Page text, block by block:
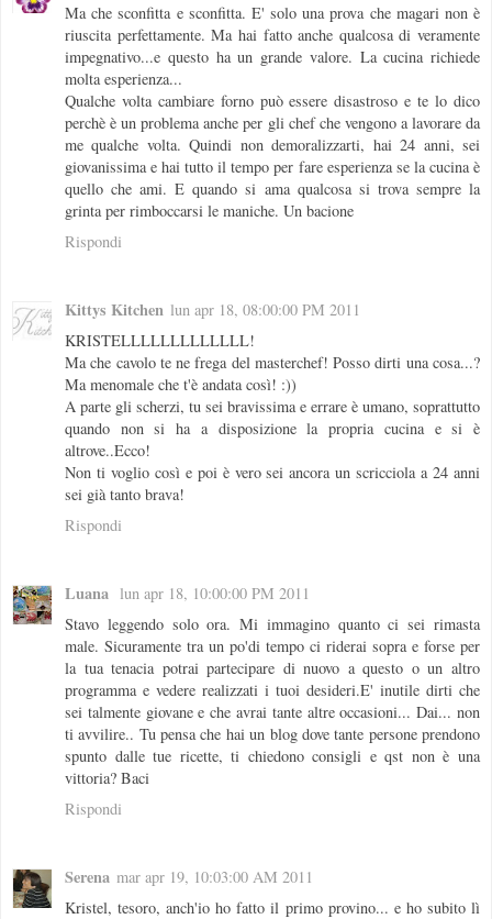
Ma che sconfitta e sconfitta. E' solo una prova che magari non è
riuscita perfettamente. Ma hai fatto anche qualcosa di veramente
impegnativo...e questo ha un grande valore. La cucina richiede
molta esperienza...
Qualche volta cambiare forno può essere disastroso e te lo dico
perchè è un problema anche per gli chef che vengono a lavorare da
me qualche volta. Quindi non demoralizzarti, hai 24 anni, sei
giovanissima e hai tutto il tempo per fare esperienza se la cucina è
quello che ami. E quando si ama qualcosa si trova sempre la
grinta per rimboccarsi le maniche. Un bacione
Rispondi
Kittys Kitchen lun apr 18, 08:00:00 PM 2011
KRISTELLLLLLLLLLLLL!
Ma che cavolo te ne frega del masterchef! Posso dirti una cosa...?
Ma menomale che t'è andata così! :))
A parte gli scherzi, tu sei bravissima e errare è umano, soprattutto
quando non si ha a disposizione la propria cucina e si è
altrove..Ecco!
Non ti voglio così e poi è vero sei ancora un scricciola a 24 anni
sei già tanto brava!
Rispondi
Luana lun apr 18, 10:00:00 PM 2011
Stavo leggendo solo ora. Mi immagino quanto ci sei rimasta
male. Sicuramente tra un po'di tempo ci riderai sopra e forse per
la tua tenacia potrai partecipare di nuovo a questo o un altro
programma e vedere realizzati i tuoi desideri.E' inutile dirti che
sei talmente giovane e che avrai tante altre occasioni... Dai... non
ti avvilire.. Tu pensa che hai un blog dove tante persone prendono
spunto dalle tue ricette, ti chiedono consigli e qst non è una
vittoria? Baci
Rispondi
Serena mar apr 19, 10:03:00 AM 2011
Kristel, tesoro, anch'io ho fatto il primo provino... e ho subito lì